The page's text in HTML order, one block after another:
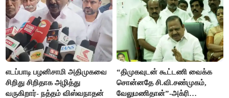
எடப்பாடி பழனிசாமி அதிமுகவை
சிறிது சிறிதாக அழித்து
வருகிறார்- நத்தம் விஸ்வநாதன்
“திமுகவுடன் கூட்டணி வைக்க
சொன்னதே சி.வி.சண்முகம்,
வேலுமணிதான்”-அக்ரி